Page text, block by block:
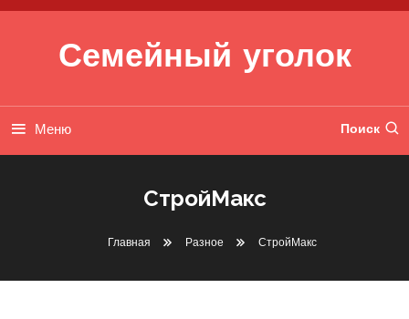
Перейти к содержимому
Семейный уголок
Меню Поиск
СтройМакс
Главная Разное СтройМакс